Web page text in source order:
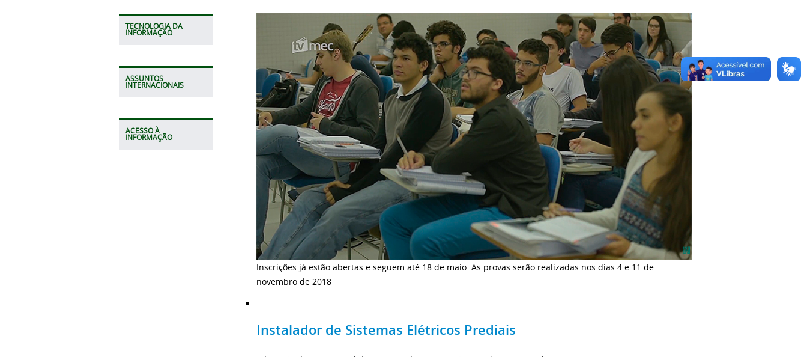
TECNOLOGIA DA
INFORMAÇÃO
ASSUNTOS
INTERNACIONAIS
ACESSO À
INFORMAÇÃO
Inscrições já estão abertas e seguem até 18 de maio. As provas serão realizadas nos dias 4 e 11 de
novembro de 2018
Instalador de Sistemas Elétricos Prediais